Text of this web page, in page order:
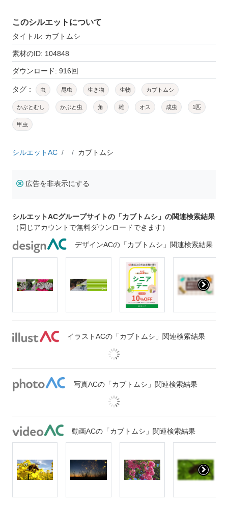
このシルエットについて
タイトル: カブトムシ
素材のID: 104848
ダウンロード: 916回
タグ： 虫 昆虫 生き物 生物 カブトムシ
かぶとむし かぶと虫 角 雄 オス 成虫 1匹
甲虫
シルエットAC カブトムシ
広告を非表示にする
シルエットACグループサイトの「カブトムシ」の関連検索結果
（同じアカウントで無料ダウンロードできます）
デザインACの「カブトムシ」関連検索結果
イラストACの「カブトムシ」関連検索結果
写真ACの「カブトムシ」関連検索結果
動画ACの「カブトムシ」関連検索結果